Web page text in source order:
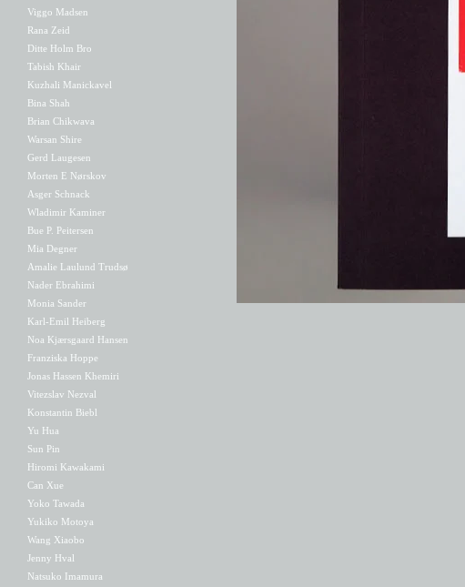
Viggo Madsen
Rana Zeid
Ditte Holm Bro
Tabish Khair
Kuzhali Manickavel
Bina Shah
Brian Chikwava
Warsan Shire
Gerd Laugesen
Morten E Nørskov
Asger Schnack
Wladimir Kaminer
Bue P. Peitersen
Mia Degner
Amalie Laulund Trudsø
Nader Ebrahimi
Monia Sander
Karl-Emil Heiberg
Noa Kjærsgaard Hansen
Franziska Hoppe
Jonas Hassen Khemiri
Vitezslav Nezval
Konstantin Biebl
Yu Hua
Sun Pin
Hiromi Kawakami
Can Xue
Yoko Tawada
Yukiko Motoya
Wang Xiaobo
Jenny Hval
Natsuko Imamura